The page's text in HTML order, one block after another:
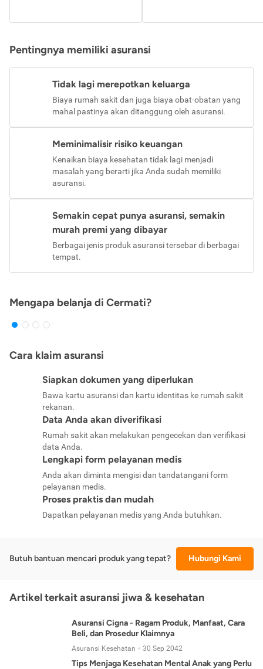
Pentingnya memiliki asuransi
Tidak lagi merepotkan keluarga
Biaya rumah sakit dan juga biaya obat-obatan yang
mahal pastinya akan ditanggung oleh asuransi.
Meminimalisir risiko keuangan
Kenaikan biaya kesehatan tidak lagi menjadi
masalah yang berarti jika Anda sudah memiliki
asuransi.
Semakin cepat punya asuransi, semakin
murah premi yang dibayar
Berbagai jenis produk asuransi tersebar di berbagai
tempat.
Mengapa belanja di Cermati?
Cara klaim asuransi
Siapkan dokumen yang diperlukan
Bawa kartu asuransi dan kartu identitas ke rumah sakit
rekanan.
Data Anda akan diverifikasi
Rumah sakit akan melakukan pengecekan dan verifikasi
data Anda.
Lengkapi form pelayanan medis
Anda akan diminta mengisi dan tandatangani form
pelayanan medis.
Proses praktis dan mudah
Dapatkan pelayanan medis yang Anda butuhkan.
Butuh bantuan mencari produk yang tepat? Hubungi Kami
Artikel terkait asuransi jiwa & kesehatan
Asuransi Cigna - Ragam Produk, Manfaat, Cara
Beli, dan Prosedur Klaimnya
Asuransi Kesehatan 30 Sep 2042
Tips Menjaga Kesehatan Mental Anak yang Perlu